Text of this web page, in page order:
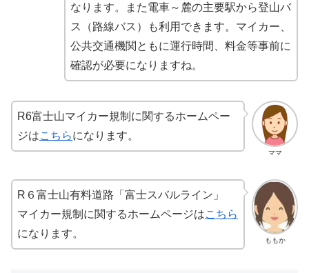
なります。また電車～麓の主要駅から登山バ
ス（路線バス）も利用できます。マイカー、
公共交通機関ともに運行時間、料金等事前に
確認が必要になりますね。
ママ
R6富士山マイカー規制に関するホームペー
ジはこちらになります。
ももか
R６富士山有料道路「富士スバルライン」
マイカー規制に関するホームページはこちら
になります。